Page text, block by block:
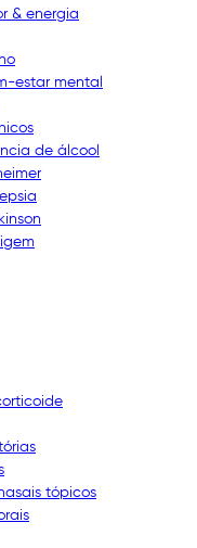
& energia
estar mental
de álcool
tópicos